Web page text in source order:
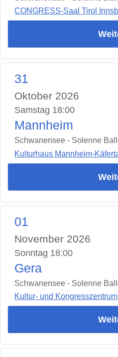
CONGRESS-Saal Tirol
31
Oktober 2026
Samstag 18:00
Mannheim
Schwanensee - Solenne
Kulturhaus Mannheim-
01
November 2026
Sonntag 18:00
Gera
Schwanensee - Solenne
Kultur- und